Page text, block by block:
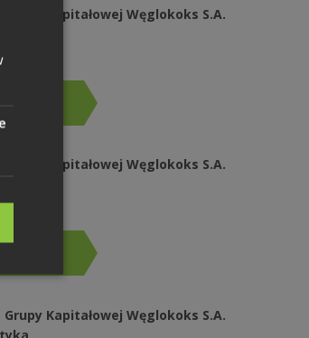
Grupy Kapitałowej Węglokoks S.A.
zip
Grupy Kapitałowej Węglokoks S.A.
zip
Grupy Kapitałowej Węglokoks S.A.